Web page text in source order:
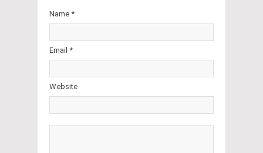
Name *
Email *
Website